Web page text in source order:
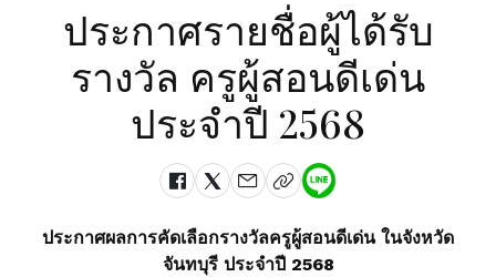
ประกาศรายชื่อผู้ได้รับ
รางวัล ครูผู้สอนดีเด่น
ประจำปี 2568
ประกาศผลการคัดเลือกรางวัลครูผู้สอนดีเด่น ในจังหวัด
จันทบุรี ประจำปี 2568